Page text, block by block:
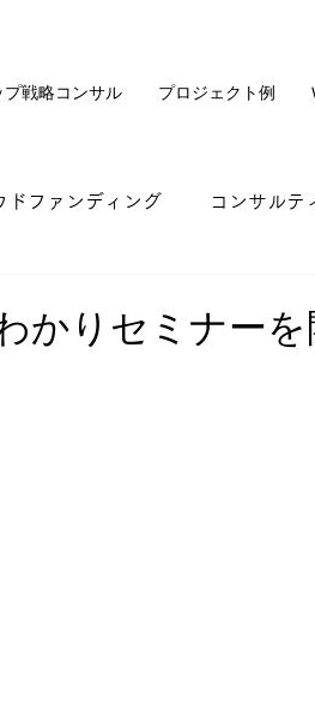
プ戦略コンサル プロジェクト例
ドファンディング コンサルテ
かりセミナーを